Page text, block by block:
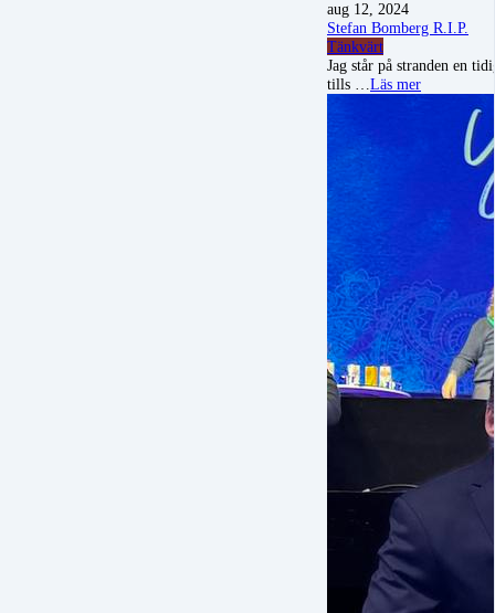
aug 12, 2024
Stefan Bomberg R.I.P.
Tänkvärt
Jag står på stranden en
tills … Läs mer